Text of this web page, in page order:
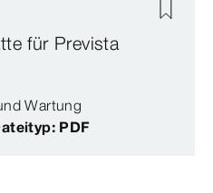
für Prevista
Wartung
PDF